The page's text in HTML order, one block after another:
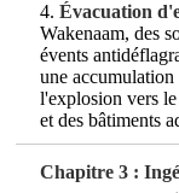
4.Évacuation
Wakenaam, des
évents
une
l'explosion vers
et des bâtiments
Chapitre 3 :